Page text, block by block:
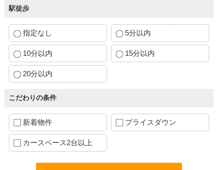
駅徒歩
指定なし 5分以内
10分以内 15分以内
20分以内
こだわりの条件
新着物件 プライスダウン
カースペース2台以上